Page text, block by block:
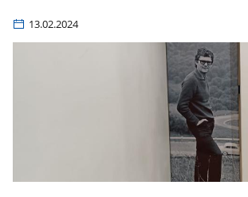
13.02.2024